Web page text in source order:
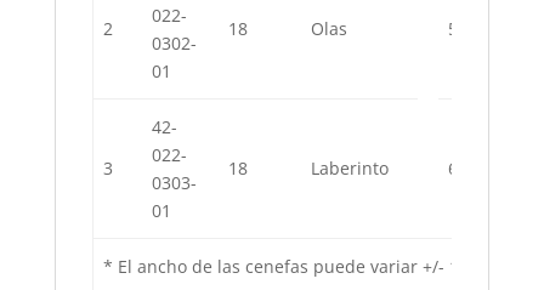
2
022-
0302-
01
18 Olas 5
3
42-
022-
0303-
01
18 Laberinto 6
* El ancho de las cenefas puede variar +/- 1 cm, por